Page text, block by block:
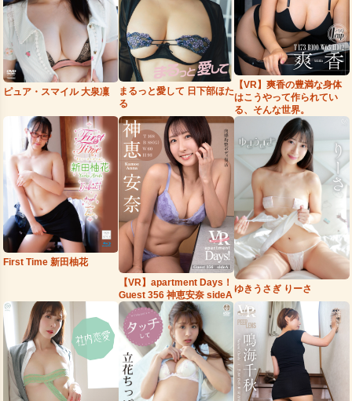
ピュア・スマイル 大泉凜
まるっと愛して 日下部ほた
る
【VR】爽香の豊満な身体
はこうやって作られてい
る、そんな世界。
First Time 新田柚花
【VR】apartment Days！
Guest 356 神恵安奈 sideA
ゆきうさぎ りーさ